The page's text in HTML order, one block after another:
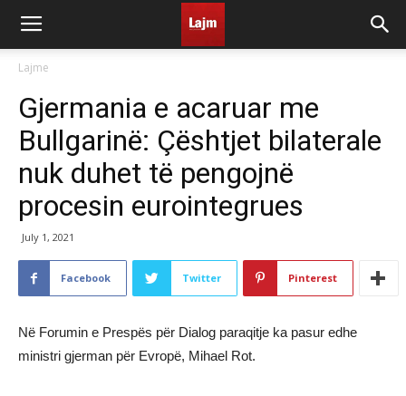
Lajme
Gjermania e acaruar me
Bullgarinë: Çështjet bilaterale
nuk duhet të pengojnë
procesin eurointegrues
July 1, 2021
Facebook Twitter Pinterest
Në Forumin e Prespës për Dialog paraqitje ka pasur edhe
ministri gjerman për Evropë, Mihael Rot.